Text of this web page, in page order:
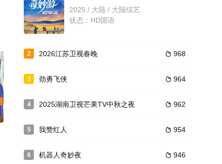
出发，
！，通过采风创作、实景唱演、文化探访，完成音乐碰撞与文化对话。
2025 / 大陆 / 大陆综艺
状态：HD国语
2  968
2026江苏卫视春晚
3  964
劲勇飞侠
4  962
2025湖南卫视芒果TV中秋之夜
5  954
我赞红人
6  946
机器人奇妙夜